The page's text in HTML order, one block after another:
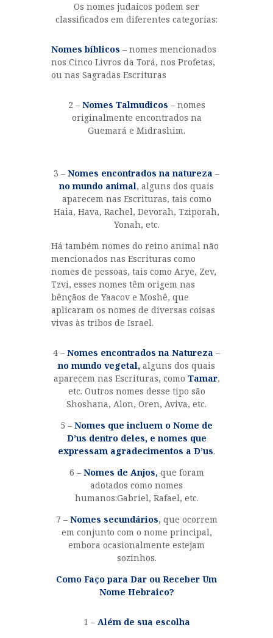
Os nomes judaicos podem ser
classificados em diferentes categorias:
Nomes bíblicos – nomes mencionados
nos Cinco Livros da Torá, nos Profetas,
ou nas Sagradas Escrituras
2 – Nomes Talmudicos – nomes
originalmente encontrados na
Guemará e Midrashim.
3 – Nomes encontrados na natureza –
no mundo animal, alguns dos quais
aparecem nas Escrituras, tais como
Haia, Hava, Rachel, Devorah, Tziporah,
Yonah, etc.
Há também nomes do reino animal não
mencionados nas Escrituras como
nomes de pessoas, tais como Arye, Zev,
Tzvi, esses nomes têm origem nas
bênçãos de Yaacov e Moshê, que
aplicaram os nomes de diversas coisas
vivas às tribos de Israel.
4 – Nomes encontrados na Natureza –
no mundo vegetal, alguns dos quais
aparecem nas Escrituras, como Tamar,
etc. Outros nomes desse tipo são
Shoshana, Alon, Oren, Aviva, etc.
5 – Nomes que incluem o Nome de
D’us dentro deles, e nomes que
expressam agradecimentos a D’us.
6 – Nomes de Anjos,que foram
adotados como nomes
humanos:Gabriel, Rafael, etc.
7 – Nomes secundários, que ocorrem
em conjunto com o nome principal,
embora ocasionalmente estejam
sozinhos.
Como Faço para Dar ou Receber Um
Nome Hebraico?
1 – Além de sua escolha